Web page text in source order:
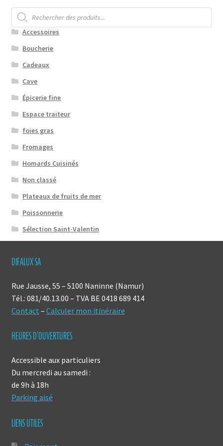
Recherche
de
produits
Accessoires
Boucherie
Cadeaux
Cave
Épicerie fine
Espace traiteur
foies gras
Fromages
Homards Cuisinés
Non classé
Plateaux de fruits de mer
Poissonnerie
Sélection Saint-Valentin
DIFALUX SA
Rue Jausse, 55 – 5100 Naninne (Namur)
Tél.: 081/40.13.00 – TVA BE 0418 689 414
Contact – Calculer mon itinéraire
HEURES D’OUVERTURES
Accessible aux particuliers
Du mercredi au samedi :
de 9h à 18h
Parking aisé
LIENS UTILES